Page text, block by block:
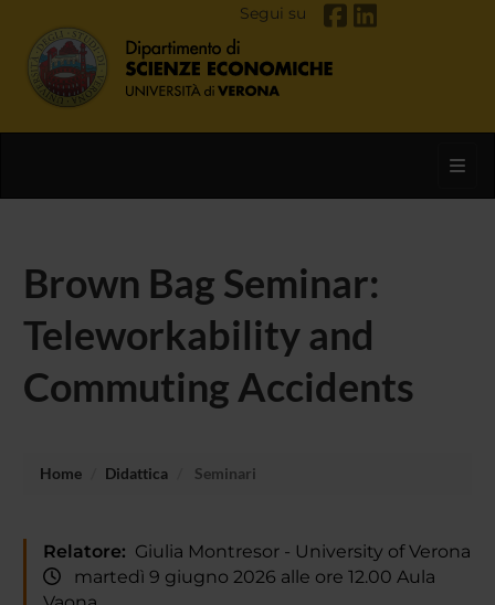
Segui su
Brown Bag Seminar:
Teleworkability and
Commuting Accidents
Home Didattica Seminari
Relatore: Giulia Montresor - University of Verona
martedì 9 giugno 2026 alle ore 12.00 Aula